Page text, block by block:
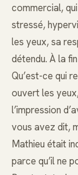
commercial,
stressé,
les yeux, sa
détendu. À la
Qu’est-ce qui
ouvert les
l’impression
vous avez dit,
Mathieu était
parce qu’il ne